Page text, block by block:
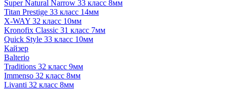
Super Natural Narrow 33 класс 8мм
Titan Prestige 33 класс 14мм
X-WAY 32 класс 10мм
Kronofix Classic 31 класс 7мм
Quick Style 33 класс 10мм
Кайзер
Balterio
Traditions 32 класс 9мм
Immenso 32 класс 8мм
Livanti 32 класс 8мм